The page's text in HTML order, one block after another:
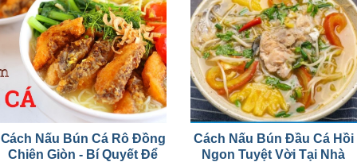
Cách Nấu Bún Cá Rô Đồng
Chiên Giòn - Bí Quyết Để
Cách Nấu Bún Đầu Cá Hồi
Ngon Tuyệt Vời Tại Nhà